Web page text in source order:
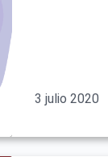
3 julio 2020